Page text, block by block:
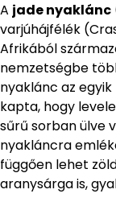
A jade nyaklánc
varjúhájfélék
Afrikából
nemzetségbe
nyaklánc az
kapta, hogy
sűrű sorban ülve
nyakláncra
függően lehet
aranysárga is,